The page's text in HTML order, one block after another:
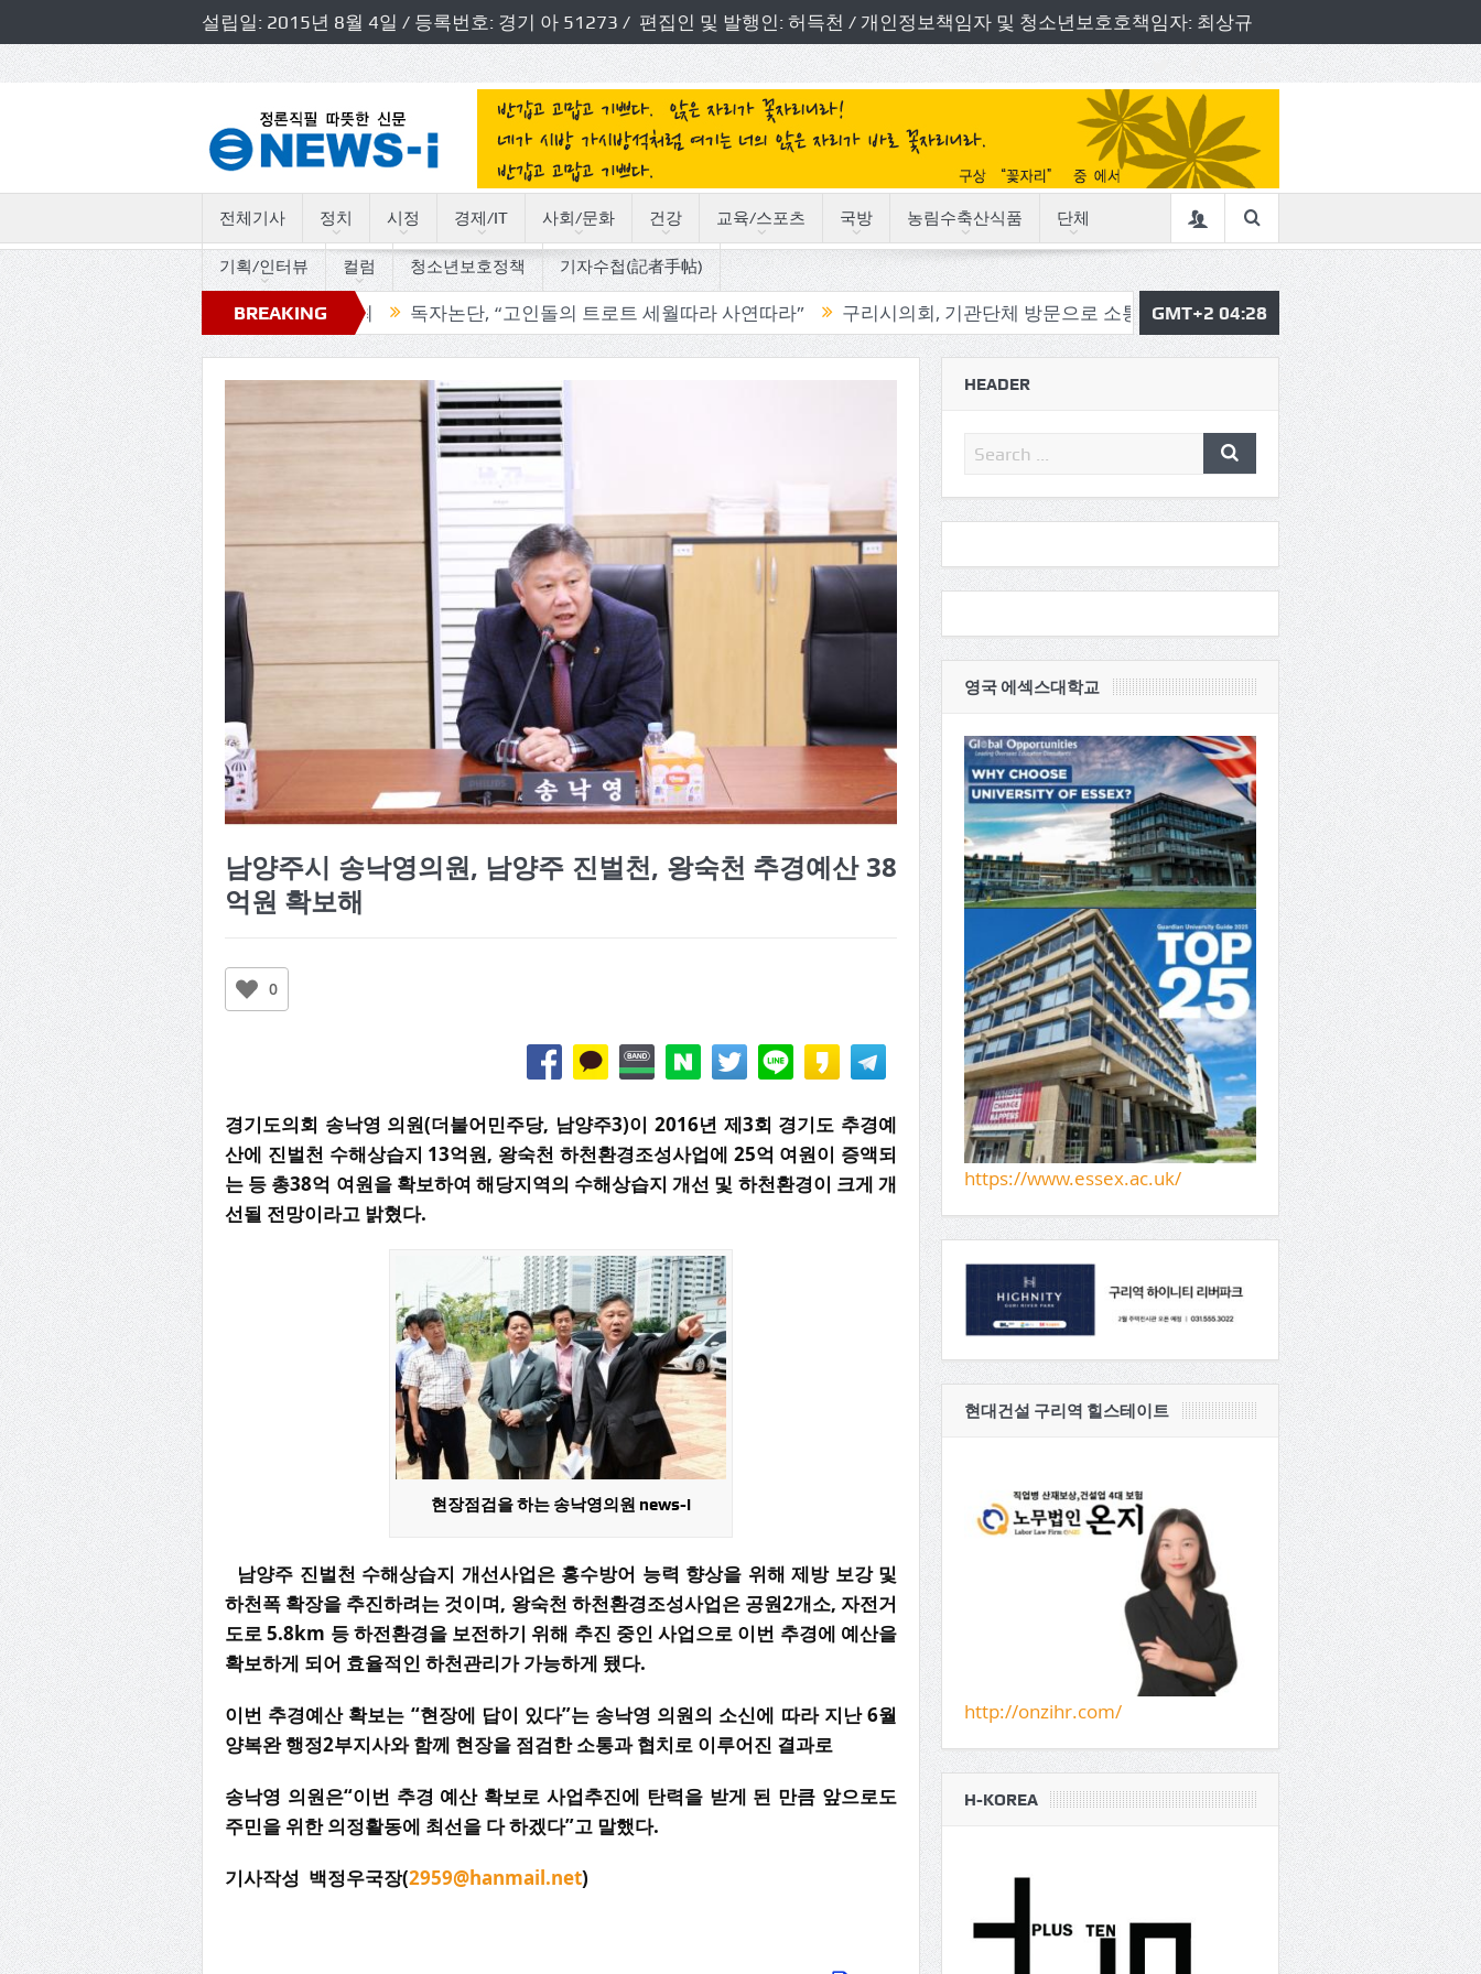
설립일: 2015년 8월 4일 / 등록번호: 경기 아 51273 / 편집인 및 발행인: 허득천 / 개인정보책임자 및 청소년보호호책임자: 최상규
전체기사 정치 시정 경제/IT 사회/문화 건강 교육/스포츠 국방 농림수축산식품 단체
기획/인터뷰 컬럼 청소년보호정책 기자수첩(記者手帖)
BREAKING
NEWS
의원 초청 소방정책간담회 개최 독자논단, “고인돌의 트로트 세월따라 사연따라” 구리시의회, 기관단체 방문으로 소통의정 시작 삼육중 4-H 환경동아리, 구리시청서 특
GMT+2 04:28
남양주시 송낙영의원, 남양주 진벌천, 왕숙천 추경예산 38
억원 확보해
0
경기도의회 송낙영 의원(더불어민주당, 남양주3)이 2016년 제3회 경기도 추경예
산에 진벌천 수해상습지 13억원, 왕숙천 하천환경조성사업에 25억 여원이 증액되
는 등 총38억 여원을 확보하여 해당지역의 수해상습지 개선 및 하천환경이 크게 개
선될 전망이라고 밝혔다.
현장점검을 하는 송낙영의원 news-i
남양주 진벌천 수해상습지 개선사업은 홍수방어 능력 향상을 위해 제방 보강 및
하천폭 확장을 추진하려는 것이며, 왕숙천 하천환경조성사업은 공원2개소, 자전거
도로 5.8km 등 하전환경을 보전하기 위해 추진 중인 사업으로 이번 추경에 예산을
확보하게 되어 효율적인 하천관리가 가능하게 됐다.
이번 추경예산 확보는 “현장에 답이 있다”는 송낙영 의원의 소신에 따라 지난 6월
양복완 행정2부지사와 함께 현장을 점검한 소통과 협치로 이루어진 결과로
송낙영 의원은“이번 추경 예산 확보로 사업추진에 탄력을 받게 된 만큼 앞으로도
주민을 위한 의정활동에 최선을 다 하겠다”고 말했다.
기사작성 백정우국장(2959@hanmail.net)
HEADER
영국 에섹스대학교
https://www.essex.ac.uk/
현대건설 구리역 힐스테이트
http://onzihr.com/
H-KOREA